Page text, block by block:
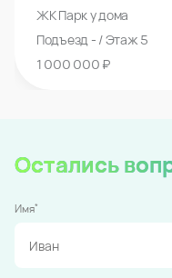
ЖК Парк у дома
Подъезд - / Этаж 5
1 000 000 ₽
Остались
Имя*